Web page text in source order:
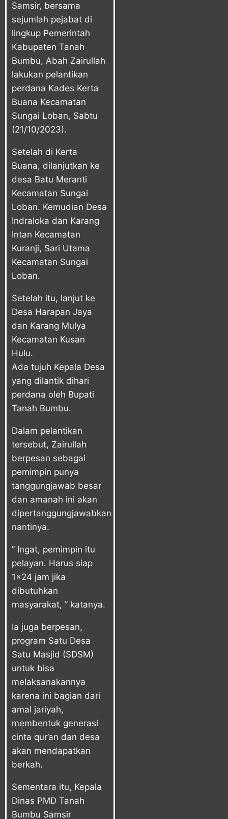
Samsir, bersama
sejumlah pejabat di
lingkup Pemerintah
Kabupaten Tanah
Bumbu, Abah Zairullah
lakukan pelantikan
perdana Kades Kerta
Buana Kecamatan
Sungai Loban, Sabtu
(21/10/2023).
Setelah di Kerta
Buana, dilanjutkan ke
desa Batu Meranti
Kecamatan Sungai
Loban. Kemudian Desa
Indraloka dan Karang
Intan Kecamatan
Kuranji, Sari Utama
Kecamatan Sungai
Loban.
Setelah itu, lanjut ke
Desa Harapan Jaya
dan Karang Mulya
Kecamatan Kusan
Hulu.
Ada tujuh Kepala Desa
yang dilantik dihari
perdana oleh Bupati
Tanah Bumbu.
Dalam pelantikan
tersebut, Zairullah
berpesan sebagai
pemimpin punya
tanggungjawab besar
dan amanah ini akan
dipertanggungjawabkan
nantinya.
” Ingat, pemimpin itu
pelayan. Harus siap
1×24 jam jika
dibutuhkan
masyarakat, ” katanya.
Ia juga berpesan,
program Satu Desa
Satu Masjid (SDSM)
untuk bisa
melaksanakannya
karena ini bagian dari
amal jariyah,
membentuk generasi
cinta qur’an dan desa
akan mendapatkan
berkah.
Sementara itu, Kepala
Dinas PMD Tanah
Bumbu Samsir